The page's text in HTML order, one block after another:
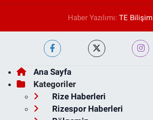
Haber Yazılımı: TE Bilişim
Ana Sayfa
Kategoriler
Rize Haberleri
Rizespor Haberleri